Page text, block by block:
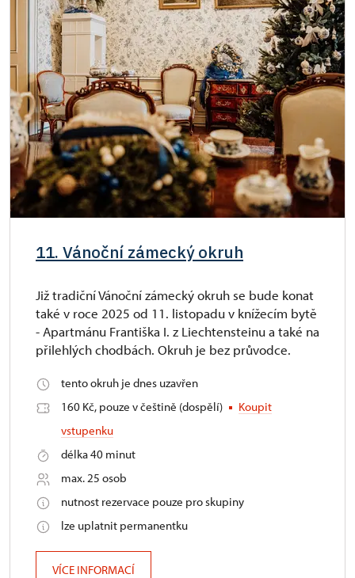
11. Vánoční zámecký okruh
Již tradiční Vánoční zámecký okruh se bude konat
také v roce 2025 od 11. listopadu v knížecím bytě
- Apartmánu Františka I. z Liechtensteinu a také na
přilehlých chodbách. Okruh je bez průvodce.
tento okruh je dnes uzavřen
160 Kč, pouze v češtině (dospělí)
Koupit
vstupenku
délka 40 minut
max. 25 osob
nutnost rezervace pouze pro skupiny
lze uplatnit permanentku
VÍCE INFORMACÍ